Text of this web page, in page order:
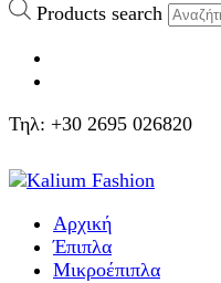
Products search
Τηλ: +30 2695 026820
Αρχική
Έπιπλα
Μικροέπιπλα